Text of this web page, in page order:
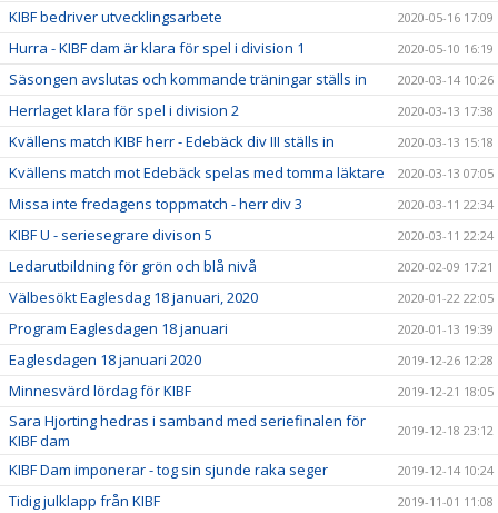
KIBF bedriver utvecklingsarbete 2020-05-16 17:09
Hurra - KIBF dam är klara för spel i division 1 2020-05-10 16:19
Säsongen avslutas och kommande träningar ställs in 2020-03-14 10:26
Herrlaget klara för spel i division 2 2020-03-13 17:38
Kvällens match KIBF herr - Edebäck div III ställs in 2020-03-13 15:18
Kvällens match mot Edebäck spelas med tomma läktare 2020-03-13 07:05
Missa inte fredagens toppmatch - herr div 3 2020-03-11 22:34
KIBF U - seriesegrare divison 5 2020-03-11 22:24
Ledarutbildning för grön och blå nivå 2020-02-09 17:21
Välbesökt Eaglesdag 18 januari, 2020 2020-01-22 22:05
Program Eaglesdagen 18 januari 2020-01-13 19:39
Eaglesdagen 18 januari 2020 2019-12-26 12:28
Minnesvärd lördag för KIBF 2019-12-21 18:05
Sara Hjorting hedras i samband med seriefinalen för
KIBF dam
2019-12-18 23:12
KIBF Dam imponerar - tog sin sjunde raka seger 2019-12-14 10:24
Tidig julklapp från KIBF 2019-11-01 11:08